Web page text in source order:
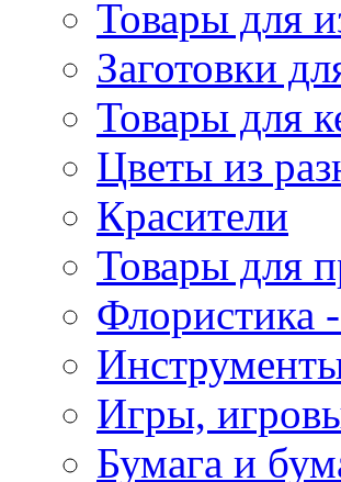
Товары для
Заготовки
Товары для
Цветы из
Красители
Товары для
Флористика
Игры,
Бумага и